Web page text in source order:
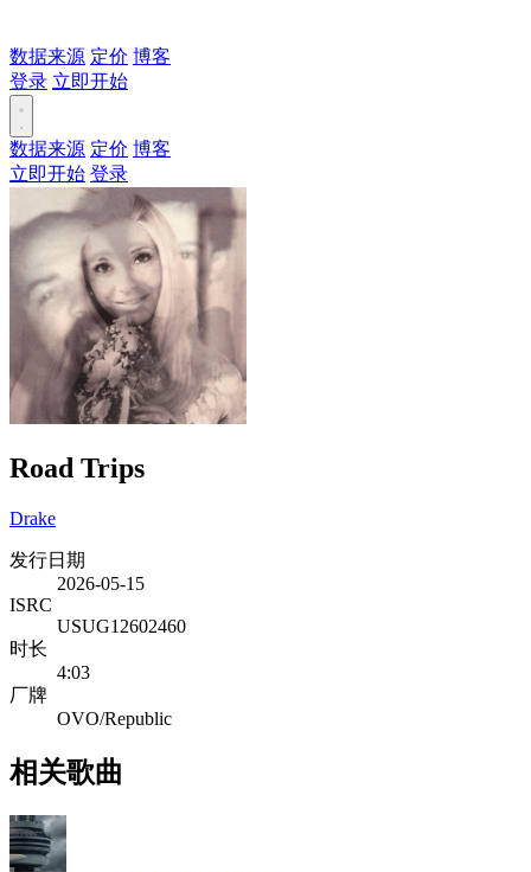
数据来源 定价 博客
登录 立即开始
数据来源 定价 博客
立即开始 登录
Road Trips
Drake
发行日期
2026-05-15
ISRC
USUG12602460
时长
4:03
厂牌
OVO/Republic
相关歌曲